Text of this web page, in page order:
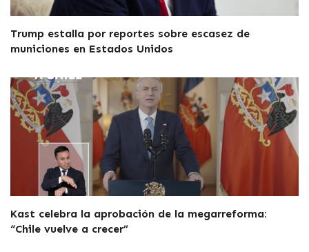
Trump estalla por reportes sobre escasez de
municiones en Estados Unidos
Kast celebra la aprobación de la megarreforma:
“Chile vuelve a crecer”